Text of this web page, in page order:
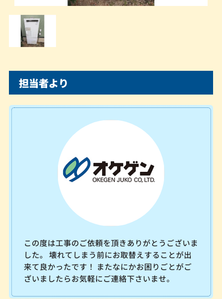
担当者より
この度は工事のご依頼を頂きありがとうございま
した。 壊れてしまう前にお取替えすることが出
来て良かったです！ またなにかお困りごとがご
ざいましたらお気軽にご連絡下さいませ。